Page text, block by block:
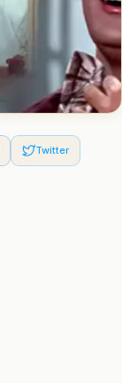
Twitter